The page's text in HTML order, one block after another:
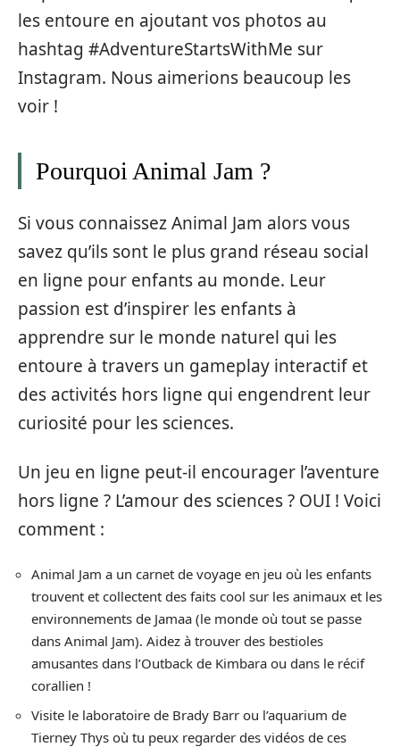
les entoure en ajoutant vos photos au
hashtag #AdventureStartsWithMe sur
Instagram. Nous aimerions beaucoup les
voir !
Pourquoi Animal Jam ?
Si vous connaissez Animal Jam alors vous
savez qu’ils sont le plus grand réseau social
en ligne pour enfants au monde. Leur
passion est d’inspirer les enfants à
apprendre sur le monde naturel qui les
entoure à travers un gameplay interactif et
des activités hors ligne qui engendrent leur
curiosité pour les sciences.
Un jeu en ligne peut-il encourager l’aventure
hors ligne ? L’amour des sciences ? OUI ! Voici
comment :
Animal Jam a un carnet de voyage en jeu où les enfants
trouvent et collectent des faits cool sur les animaux et les
environnements de Jamaa (le monde où tout se passe
dans Animal Jam). Aidez à trouver des bestioles
amusantes dans l’Outback de Kimbara ou dans le récif
corallien !
Visite le laboratoire de Brady Barr ou l’aquarium de
Tierney Thys où tu peux regarder des vidéos de ces